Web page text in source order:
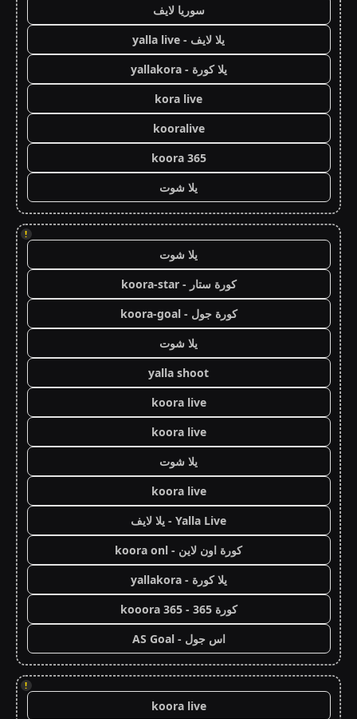
سوريا لايف
يلا لايف - yalla live
يلا كورة - yallakora
kora live
kooralive
koora 365
يلا شوت
!
يلا شوت
كورة ستار - koora-star
كورة جول - koora-goal
يلا شوت
yalla shoot
koora live
koora live
يلا شوت
koora live
Yalla Live - يلا لايف
كورة اون لاين - koora onl
يلا كورة - yallakora
كورة 365 - kooora 365
اس جول - AS Goal
!
koora live